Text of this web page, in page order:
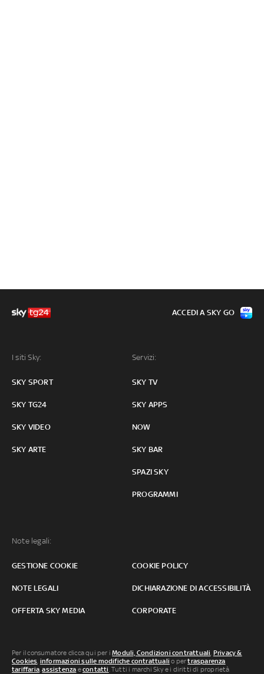
I siti Sky:
SKY SPORT
SKY TG24
SKY VIDEO
SKY ARTE
Servizi:
SKY TV
SKY APPS
NOW
SKY BAR
SPAZI SKY
PROGRAMMI
Note legali:
GESTIONE COOKIE COOKIE POLICY
NOTE LEGALI DICHIARAZIONE DI ACCESSIBILITÀ
OFFERTA SKY MEDIA CORPORATE
ACCEDI A SKY GO
Per il consumatore clicca qui per iModuli, Condizioni contrattuali, Privacy &
Cookies, informazioni sulle modifiche contrattuali o pertrasparenza
tariffaria,assistenza econtatti. Tutti i marchi Sky e i diritti di proprietà